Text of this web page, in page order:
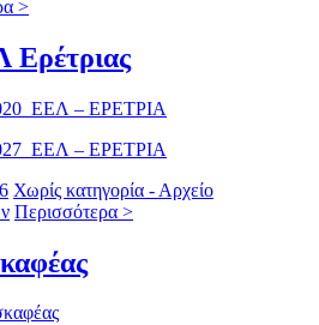
>
– ΕΡΕΤΡΙΑ
– ΕΡΕΤΡΙΑ
Χωρίς κατηγορία - Αρχείο
Περισσότερα >